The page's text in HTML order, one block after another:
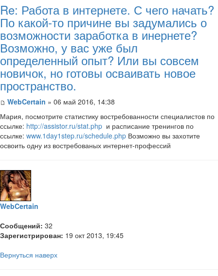
Re: Работа в интернете. С чего начать?
По какой-то причине вы задумались о
возможности заработка в инернете?
Возможно, у вас уже был
определенный опыт? Или вы совсем
новичок, но готовы осваивать новое
пространство.
WebCertain » 06 май 2016, 14:38
Мария, посмотрите статистику востребованности специалистов по
ссылке: http://assistor.ru/stat.php и расписание тренингов по
ссылке: www.1day1step.ru/schedule.php Возможно вы захотите
освоить одну из востребованых интернет-профессий
WebCertain
Сообщений: 32
Зарегистрирован: 19 окт 2013, 19:45
Вернуться наверх